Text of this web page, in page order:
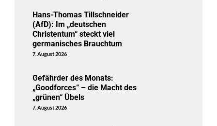
Hans-Thomas Tillschneider
(AfD): Im „deutschen
Christentum“ steckt viel
germanisches Brauchtum
7. August 2026
Gefährder des Monats:
„Goodforces“ – die Macht des
„grünen“ Übels
7. August 2026